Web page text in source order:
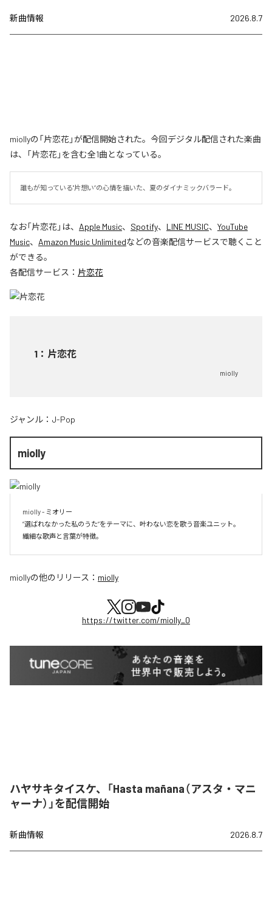
新曲情報 2026.8.7
miollyの「片恋花」が配信開始された。今回デジタル配信された楽曲
は、「片恋花」を含む全1曲となっている。
誰もが知っている"片想い”の心情を描いた、夏のダイナミックバラード。
なお「片恋花」は、 Apple Music、 Spotify、 LINE MUSIC、 YouTube
Music、 Amazon Music Unlimitedなどの音楽配信サービスで聴くこと
ができる。
各配信サービス： 片恋花
1 ： 片恋花
miolly
ジャンル： J-Pop
miolly
miolly - ミオリー
”選ばれなかった私のうた”をテーマに、叶わない恋を歌う音楽ユニット。
miollyの他のリリース： miolly
https://twitter.com/miolly_0
ハヤサキタイスケ、「Hasta mañana（アスタ・マニ
ャーナ）」を配信開始
新曲情報 2026.8.7